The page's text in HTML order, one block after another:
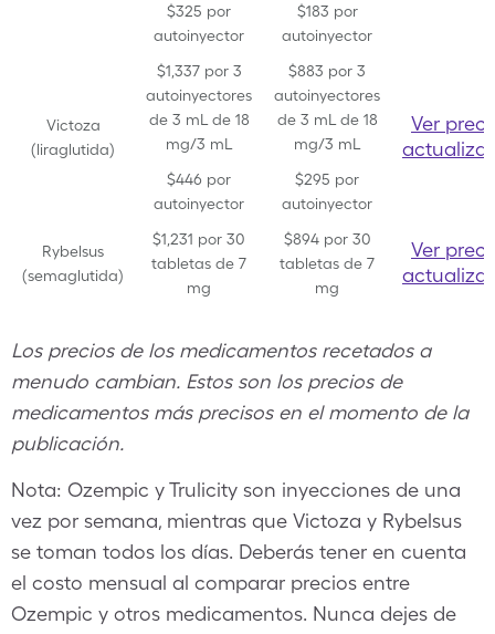
$325 por
autoinyector
$183 por
autoinyector
Victoza
(liraglutida)
$1,337 por 3
autoinyectores
de 3 mL de 18
mg/3 mL
$883 por 3
autoinyectores
de 3 mL de 18
mg/3 mL
Ver
$446 por
autoinyector
$295 por
autoinyector
Rybelsus
(semaglutida)
$1,231 por 30
tabletas de 7
mg
$894 por 30
tabletas de 7
mg
Ver
Los precios de los medicamentos recetados a
menudo cambian. Estos son los precios de
medicamentos más precisos en el momento de la
publicación.
Nota: Ozempic y Trulicity son inyecciones de una
vez por semana, mientras que Victoza y Rybelsus
se toman todos los días. Deberás tener en cuenta
el costo mensual al comparar precios entre
Ozempic y otros medicamentos. Nunca dejes de